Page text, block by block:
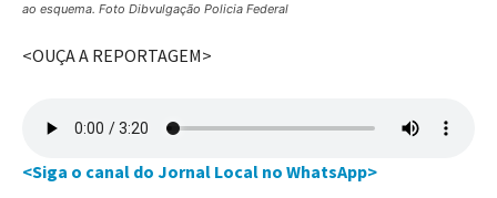
ao esquema. Foto Dibvulgação Policia Federal
<OUÇA A REPORTAGEM>
<Siga o canal do Jornal Local no WhatsApp>